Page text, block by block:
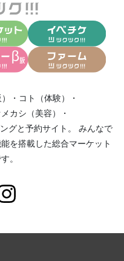
・ コト（体験）
・
カシ（美容）
・
グと予約サイト。
みんなで
を搭載した総合マーケット
。